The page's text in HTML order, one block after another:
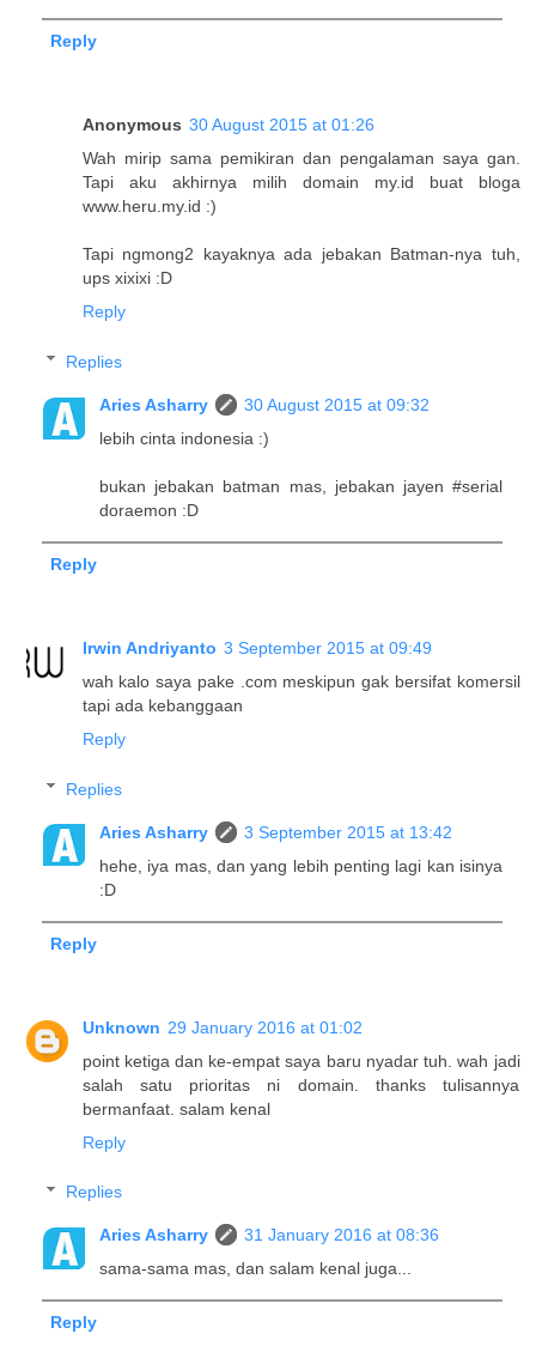
Reply
Anonymous 30 August 2015 at 01:26
Wah mirip sama pemikiran dan pengalaman saya gan.
Tapi aku akhirnya milih domain my.id buat bloga
www.heru.my.id :)
Tapi ngmong2 kayaknya ada jebakan Batman-nya tuh,
ups xixixi :D
Reply
Replies
Aries Asharry
30 August 2015 at 09:32
lebih cinta indonesia :)
bukan jebakan batman mas, jebakan jayen #serial
doraemon :D
Reply
Irwin Andriyanto 3 September 2015 at 09:49
wah kalo saya pake .com meskipun gak bersifat komersil
tapi ada kebanggaan
Reply
Replies
Aries Asharry
3 September 2015 at 13:42
hehe, iya mas, dan yang lebih penting lagi kan isinya
:D
Reply
Unknown 29 January 2016 at 01:02
point ketiga dan ke-empat saya baru nyadar tuh. wah jadi
salah satu prioritas ni domain. thanks tulisannya
bermanfaat. salam kenal
Reply
Replies
Aries Asharry
31 January 2016 at 08:36
sama-sama mas, dan salam kenal juga...
Reply